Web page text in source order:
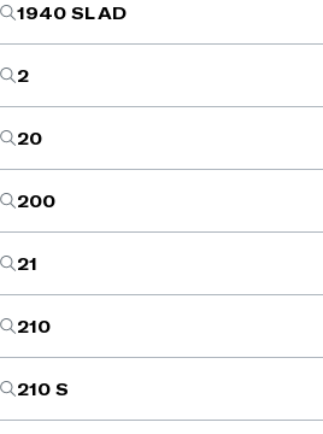
1940 SL AD
2
20
200
21
210
210 S